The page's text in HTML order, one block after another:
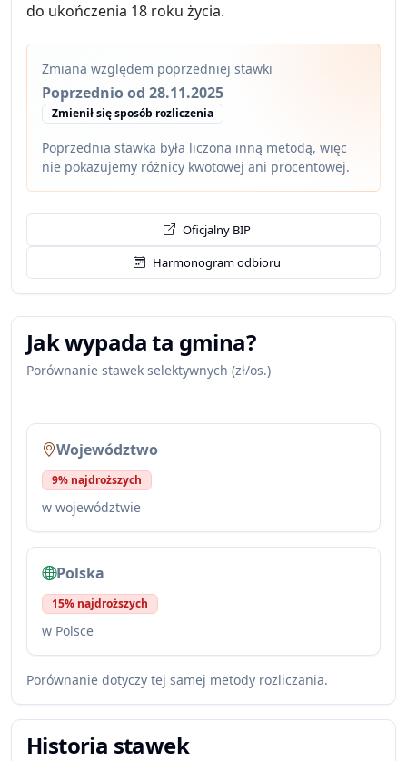
do ukończenia 18 roku życia.
Zmiana względem poprzedniej stawki
Poprzednio od 28.11.2025
Zmienił się sposób rozliczenia
Poprzednia stawka była liczona inną metodą, więc
nie pokazujemy różnicy kwotowej ani procentowej.
Oficjalny BIP
Harmonogram odbioru
Jak wypada ta gmina?
Porównanie stawek selektywnych (zł/os.)
Województwo
9% najdroższych
w województwie
Polska
15% najdroższych
w Polsce
Porównanie dotyczy tej samej metody rozliczania.
Historia stawek